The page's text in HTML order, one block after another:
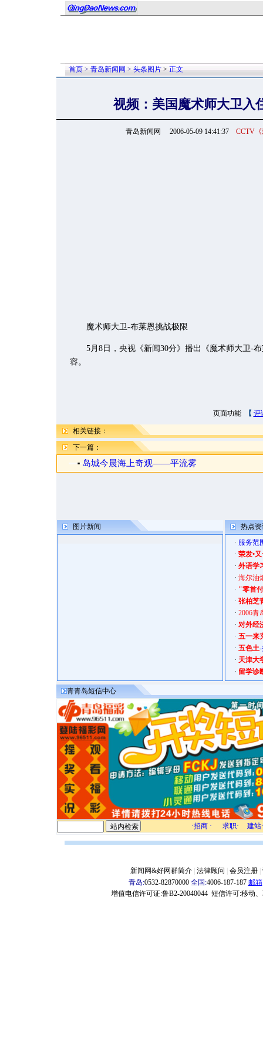
首页 > 青岛新闻网 > 头条图片 > 正文
视频：美国魔术师大卫入
青岛新闻网 2006-05-09 14:41:37 CCTV
魔术师大卫-布莱恩挑战极限
5月8日，央视《新闻30分》播出《魔术师大卫-布
容。
页面功能 【 评
相关链接：
下一篇：
岛城今晨海上奇观——平流雾
图片新闻
热点
· 服务范
· 荣发•
· 外语学
· 海尔油
· "零首
· 张柏芝
· 2006青
· 对外经
· 五一来
· 五色土-
· 天津大
· 留学诊
青青岛短信中心
·招商 · 求职· 建站·